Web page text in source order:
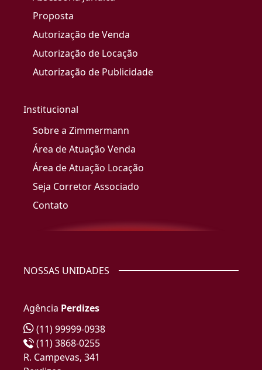
Proposta
Autorização de Venda
Autorização de Locação
Autorização de Publicidade
Institucional
Sobre a Zimmermann
Área de Atuação Venda
Área de Atuação Locação
Seja Corretor Associado
Contato
NOSSAS UNIDADES
Agência Perdizes
(11) 99999-0938
(11) 3868-0255
R. Campevas, 341